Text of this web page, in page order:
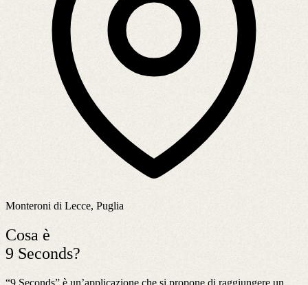
Monteroni di Lecce, Puglia
Cosa è
9 Seconds?
“9 Seconds” è un’applicazione che si propone di raggiungere un